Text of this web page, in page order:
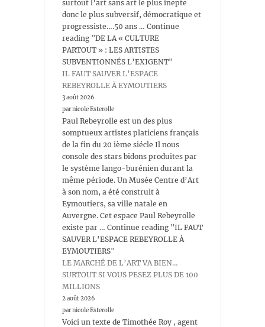
surtout l’art sans art le plus inepte
donc le plus subversif, démocratique et
progressiste….50 ans … Continue
reading "DE LA « CULTURE
PARTOUT » : LES ARTISTES
SUBVENTIONNÉS L’EXIGENT"
IL FAUT SAUVER L’ESPACE
REBEYROLLE À EYMOUTIERS
3 août 2026
par nicole Esterolle
Paul Rebeyrolle est un des plus
somptueux artistes platiciens français
de la fin du 20 ième siécle Il nous
console des stars bidons produites par
le système lango-burénien durant la
même période. Un Musée Centre d’Art
à son nom, a été construit à
Eymoutiers, sa ville natale en
Auvergne. Cet espace Paul Rebeyrolle
existe par … Continue reading "IL FAUT
SAUVER L’ESPACE REBEYROLLE À
EYMOUTIERS"
LE MARCHÉ DE L’ART VA BIEN…
SURTOUT SI VOUS PESEZ PLUS DE 100
MILLIONS
2 août 2026
par nicole Esterolle
Voici un texte de Timothée Roy , agent